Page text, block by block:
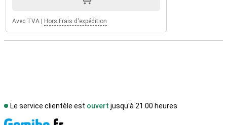
Avec TVA Hors Frais d'expédition
Le service clientèle est ouvert jusqu'à 21.00 heures